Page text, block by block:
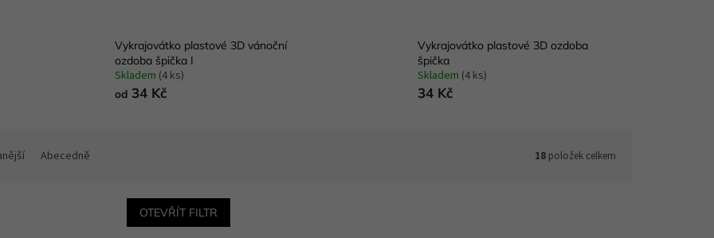
Vykrajovátko plastové 3D vánoční
ozdoba špička I
Skladem (4 ks)
od 34 Kč
Vykrajovátko plastové 3D ozdoba
špička
Skladem (4 ks)
34 Kč
Abecedně 18 položek celkem
OTEVŘÍT FILTR